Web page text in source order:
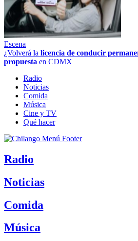
Escena
¿Volverá la licencia de conducir
propuesta en CDMX
Radio
Noticias
Comida
Música
Cine y TV
Qué hacer
Radio
Noticias
Comida
Música